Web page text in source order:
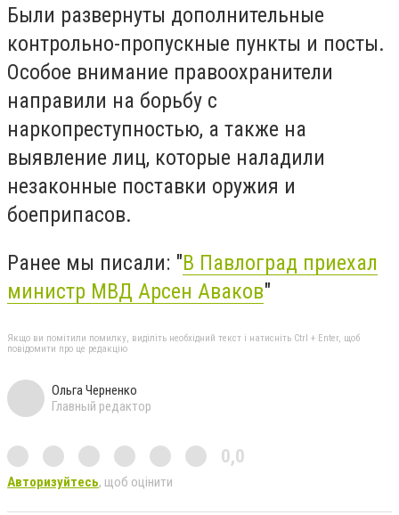
Были развернуты дополнительные
контрольно-пропускные пункты и посты.
Особое внимание правоохранители
направили на борьбу с
наркопреступностью, а также на
выявление лиц, которые наладили
незаконные поставки оружия и
боеприпасов.
Ранее мы писали: "В Павлоград приехал
министр МВД Арсен Аваков"
Якщо ви помітили помилку, виділіть необхідний текст і натисніть Ctrl + Enter, щоб
повідомити про це редакцію
Ольга Черненко
Главный редактор
0,0
Авторизуйтесь, щоб оцінити